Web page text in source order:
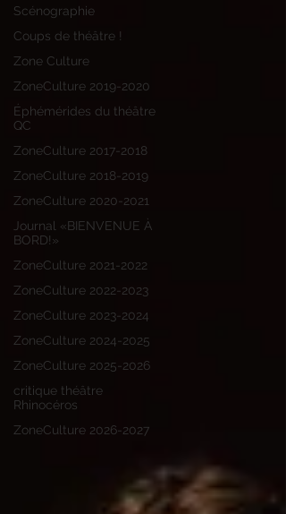
Scénographie
Coups de théâtre !
Zone Culture
ZoneCulture 2019-2020
Éphémérides du théâtre
QC
ZoneCulture 2017-2018
ZoneCulture 2018-2019
ZoneCulture 2020-2021
Journal «BIENVENUE À
BORD!»
ZoneCulture 2021-2022
ZoneCulture 2022-2023
ZoneCulture 2023-2024
ZoneCulture 2024-2025
ZoneCulture 2025-2026
critique théâtre
Rhinocéros
ZoneCulture 2026-2027